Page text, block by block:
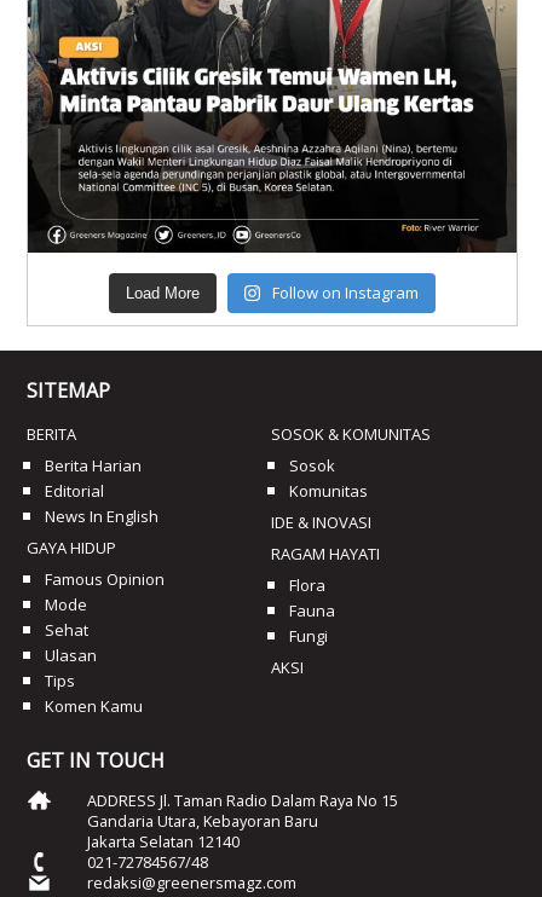
Load More Follow on Instagram
SITEMAP
BERITA
Berita Harian
Editorial
News In English
GAYA HIDUP
Famous Opinion
Mode
Sehat
Ulasan
Tips
Komen Kamu
SOSOK & KOMUNITAS
Sosok
Komunitas
IDE & INOVASI
RAGAM HAYATI
Flora
Fauna
Fungi
AKSI
GET IN TOUCH
ADDRESS Jl. Taman Radio Dalam Raya No 15
Gandaria Utara, Kebayoran Baru
Jakarta Selatan 12140
021-72784567/48
redaksi@greenersmagz.com